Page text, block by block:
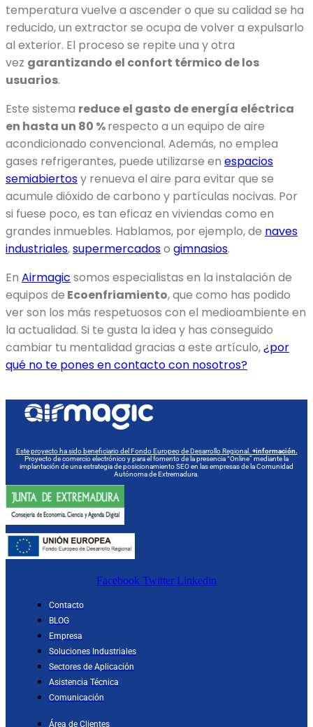
temperatura vuelve a ascender o que su calidad se ha
reducido, un extractor se ocupa de volver a expulsarlo
al exterior. El proceso se repite una y otra
vez garantizando el confort térmico de los
usuarios.
Este sistema reduce el gasto de energía eléctrica
en hasta un 80 %respecto a un equipo de aire
acondicionado convencional. Además, no emplea
gases refrigerantes, puede utilizarse en espacios
semiabiertosy renueva el aire para evitar que se
acumule dióxido de carbono y partículas nocivas. Por
si fuese poco, es tan eficaz en viviendas como en
grandes inmuebles. Hablamos, por ejemplo, de naves
industriales,supermercadoso gimnasios.
En Airmagic somos especialistas en la instalación de
equipos de Ecoenfriamiento, que como has podido
ver son los más respetuosos con el medioambiente en
la actualidad. Si te gusta la idea y has conseguido
cambiar tu mentalidad gracias a este artículo,¿por
qué no te pones en contacto con nosotros?
Este proyecto ha sido beneficiario del Fondo Europeo de Desarrollo Regional. +información.
Proyecto de comercio electrónico y para el fomento de la presencia “Online” mediante la
implantación de una estrategia de posicionamiento SEO en las empresas de la Comunidad
Autónoma de Extremadura.
Facebook Twitter Linkedin
Contacto
BLOG
Empresa
Soluciones Industriales
Sectores de Aplicación
Asistencia Técnica
Comunicación
Área de Clientes